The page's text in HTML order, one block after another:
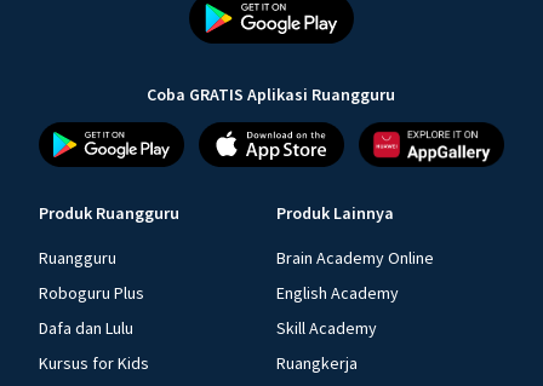
Coba GRATIS Aplikasi Ruangguru
Produk Ruangguru
Ruangguru
Roboguru Plus
Dafa dan Lulu
Kursus for Kids
Produk Lainnya
Brain Academy Online
English Academy
Skill Academy
Ruangkerja